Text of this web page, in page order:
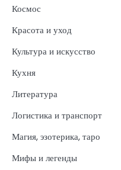
Космос
Красота и уход
Культура и искусство
Кухня
Литература
Логистика и транспорт
Магия, эзотерика, таро
Мифы и легенды